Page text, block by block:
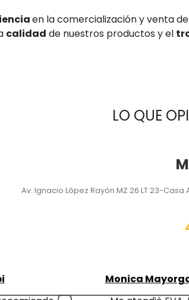
en la comercialización y venta
calidad de nuestros productos y el
LO QUE
Av. Ignacio López Rayón MZ 26 LT 23-
Monica